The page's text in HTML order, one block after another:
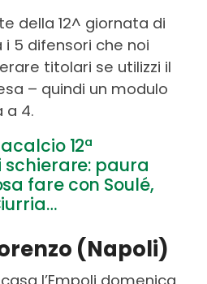
della 12^ giornata di
i 5 difensori che noi
titolari se utilizzi il
– quindi un modulo
a 4.
12ª
paura
fare con Soulé,
(Napoli)